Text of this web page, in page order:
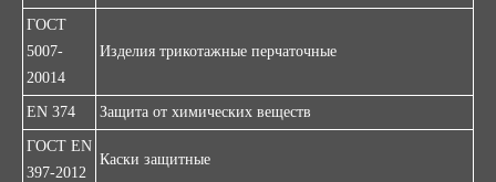
ГОСТ
5007-
20014
Изделия трикотажные перчаточные
EN 374 Защита от химических веществ
ГОСТ EN
397-2012
Каски защитные